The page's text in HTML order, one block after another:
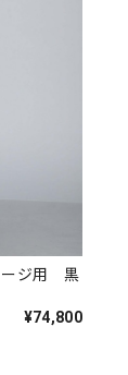
ージ用 黒
¥74,800